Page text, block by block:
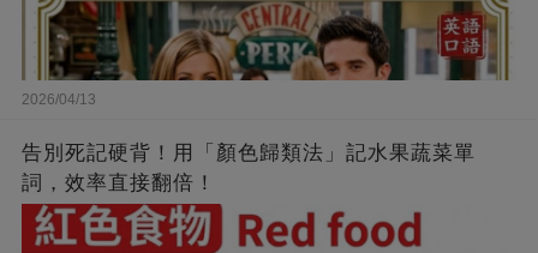
2026/04/13
告別死記硬背！用「顏色歸類法」記水果蔬菜單
詞，效率直接翻倍！